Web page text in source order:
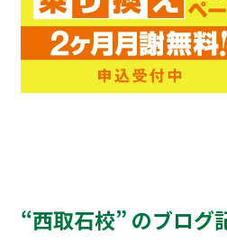
“西取石校” のブログ